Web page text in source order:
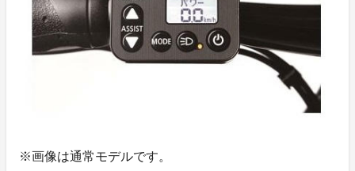
※画像は通常モデルです。